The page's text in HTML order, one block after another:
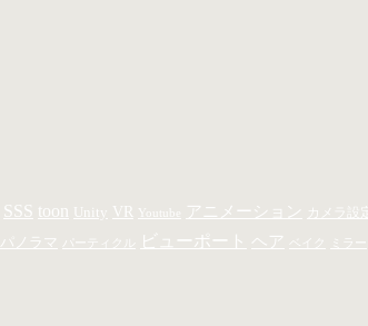
SSS toon Unity VR Youtube アニメーション カメラ設定
パノラマ パーティクル ビューポート ヘア ベイク ミラー